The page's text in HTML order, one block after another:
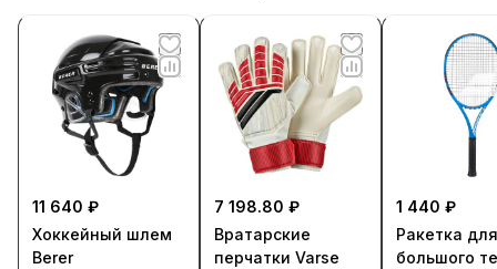
11 640 ₽
Хоккейный шлем
Berer
7 198.80 ₽
Вратарские
перчатки Varse
1 440 ₽
Ракетка для
большого